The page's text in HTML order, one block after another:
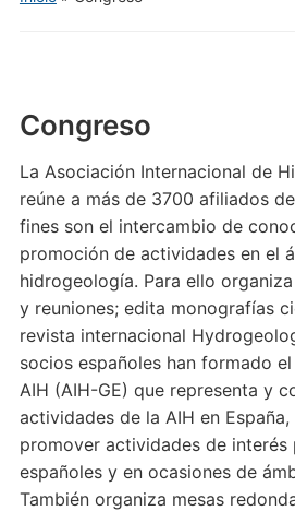
Congreso
La Asociación Internacional de
reúne a más de 3700 afiliados
fines son el intercambio de
promoción de actividades en el
hidrogeología. Para ello
y reuniones; edita monografías
revista internacional
socios españoles han formado
AIH (AIH-GE) que representa y
actividades de la AIH en
promover actividades de interés
españoles y en ocasiones de
También organiza mesas